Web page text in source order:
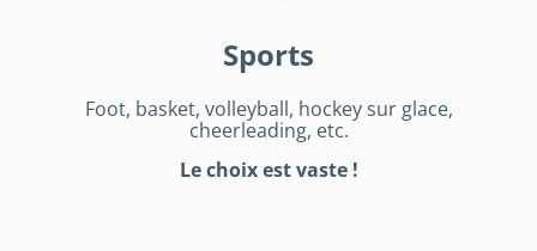
Sports
Foot, basket, volleyball, hockey sur glace,
cheerleading, etc.
Le choix est vaste !